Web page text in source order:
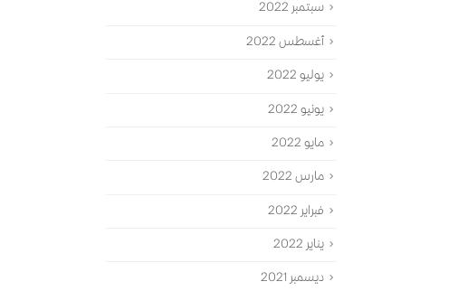
سبتمبر 2022
أغسطس 2022
يوليو 2022
يونيو 2022
مايو 2022
مارس 2022
فبراير 2022
يناير 2022
ديسمبر 2021